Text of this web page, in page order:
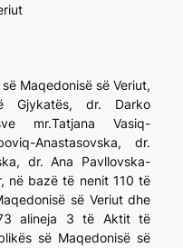
Maqedonisë së Veriut,
Gjykatës, dr. Darko
mr.Tatjana Vasiq-
Anastasovska, dr.
dr. Ana Pavllovska-
në bazë të nenit 110 të
së Veriut dhe
alineja 3 të Aktit të
së Maqedonisë së